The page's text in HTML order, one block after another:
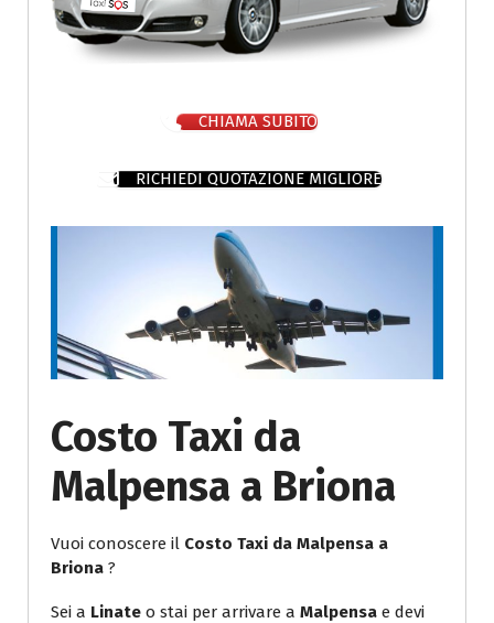
CHIAMA SUBITO
RICHIEDI QUOTAZIONE MIGLIORE
Costo Taxi da
Malpensa a Briona
Vuoi conoscere il Costo Taxi da Malpensa a
Briona ?
Sei a Linate o stai per arrivare a Malpensa e devi